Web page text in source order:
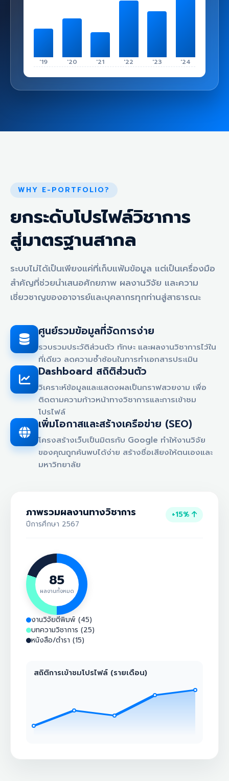
'19 '20 '21 '22 '23 '24
WHY E-PORTFOLIO?
ยกระดับโปรไฟล์วิชาการ
สู่มาตรฐานสากล
ระบบไม่ได้เป็นเพียงแค่ที่เก็บแฟ้มข้อมูล แต่เป็นเครื่องมือ
สำคัญที่ช่วยนำเสนอศักยภาพ ผลงานวิจัย และความ
เชี่ยวชาญของอาจารย์และบุคลากรทุกท่านสู่สาธารณะ
ศูนย์รวมข้อมูลที่จัดการง่าย
รวบรวมประวัติส่วนตัว ทักษะ และผลงานวิชาการไว้ใน
ที่เดียว ลดความซ้ำซ้อนในการทำเอกสารประเมิน
Dashboard สถิติส่วนตัว
วิเคราะห์ข้อมูลและแสดงผลเป็นกราฟสวยงาม เพื่อ
ติดตามความก้าวหน้าทางวิชาการและการเข้าชม
โปรไฟล์
เพิ่มโอกาสและสร้างเครือข่าย (SEO)
โครงสร้างเว็บเป็นมิตรกับ Google ทำให้งานวิจัย
ของคุณถูกค้นพบได้ง่าย สร้างชื่อเสียงให้ตนเองและ
มหาวิทยาลัย
ภาพรวมผลงานทางวิชาการ
ปีการศึกษา 2567
+15%
85
ผลงานทั้งหมด
งานวิจัยตีพิมพ์ (45)
บทความวิชาการ (25)
หนังสือ/ตำรา (15)
สถิติการเข้าชมโปรไฟล์ (รายเดือน)